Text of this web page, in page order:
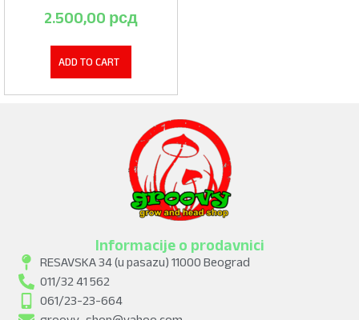
2.500,00 рсд
ADD TO CART
Informacije o prodavnici
RESAVSKA 34 (u pasazu) 11000 Beograd
011/32 41 562
061/23-23-664